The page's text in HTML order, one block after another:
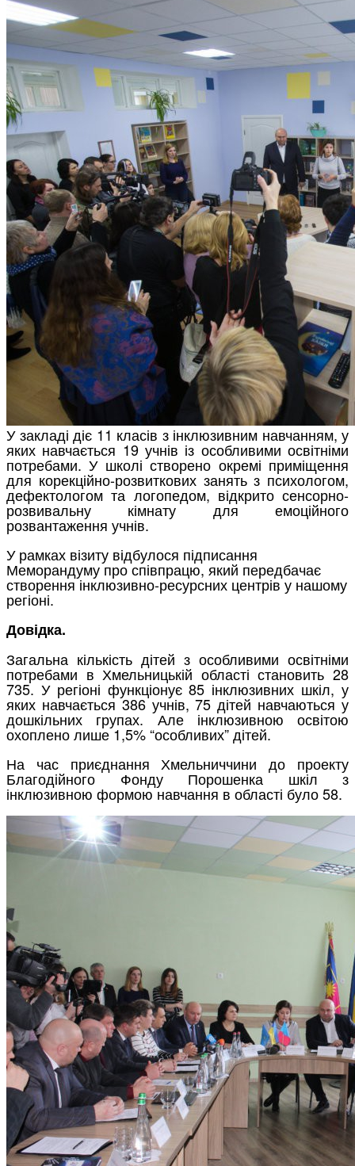
У закладі діє 11 класів з інклюзивним навчанням, у
яких навчається 19 учнів із особливими освітніми
потребами. У школі створено окремі приміщення
для корекційно-розвиткових занять з психологом,
дефектологом та логопедом, відкрито сенсорно-
розвивальну кімнату для емоційного
розвантаження учнів.
У рамках візиту відбулося підписання
Меморандуму про співпрацю, який передбачає
створення інклюзивно-ресурсних центрів у нашому
регіоні.
Довідка.
Загальна кількість дітей з особливими освітніми
потребами в Хмельницькій області становить 28
735. У регіоні функціонує 85 інклюзивних шкіл, у
яких навчається 386 учнів, 75 дітей навчаються у
дошкільних групах. Але інклюзивною освітою
охоплено лише 1,5% “особливих” дітей.
На час приєднання Хмельниччини до проекту
Благодійного Фонду Порошенка шкіл з
інклюзивною формою навчання в області було 58.